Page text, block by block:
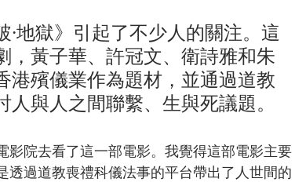
地獄》引起了不少人的關注。這
，黃子華、許冠文、衛詩雅和朱
港殯儀業作為題材，並通過道教
與人之間聯繫、生與死議題。
影院去看了這一部電影。我覺得這部電影主要
透過道教喪禮科儀法事的平台帶出了人世間的